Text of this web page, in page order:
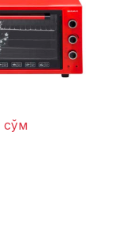
сўм